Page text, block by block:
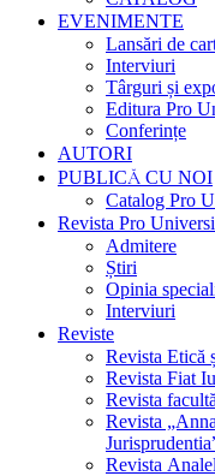
EVENIMENTE
Lansări de
Interviuri
Târguri și
Editura Pro
Conferințe
AUTORI
PUBLICĂ CU NOI
Catalog Pro
Revista Pro
Admitere
Știri
Opinia
Interviuri
Reviste
Revista Etică
Revista Fiat
Revista
Revista
Revista